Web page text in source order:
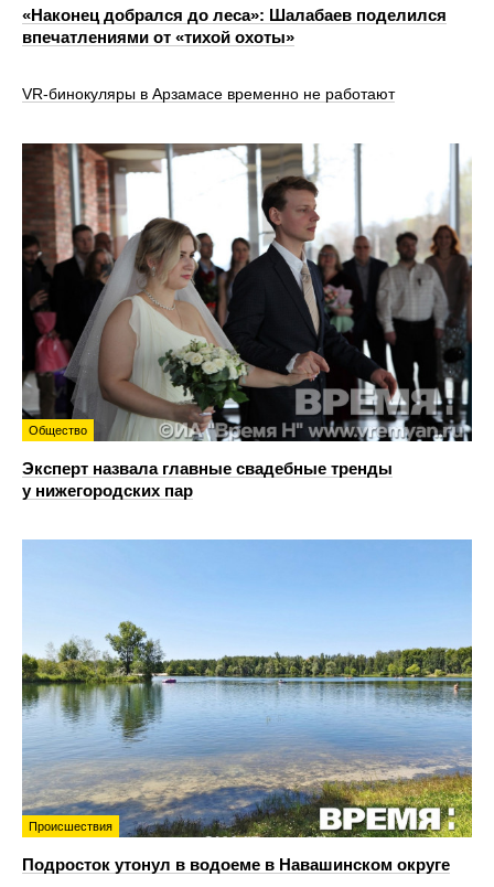
«Наконец добрался до леса»: Шалабаев поделился
впечатлениями от «тихой охоты»
VR‑бинокуляры в Арзамасе временно не работают
Общество
Эксперт назвала главные свадебные тренды
у нижегородских пар
Происшествия
Подросток утонул в водоеме в Навашинском округе